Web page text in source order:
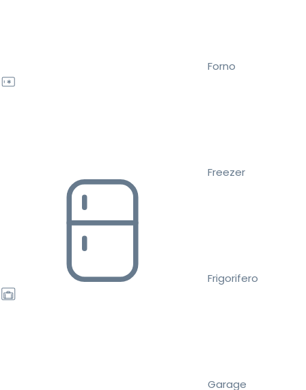
Forno
Freezer
Frigorifero
Garage